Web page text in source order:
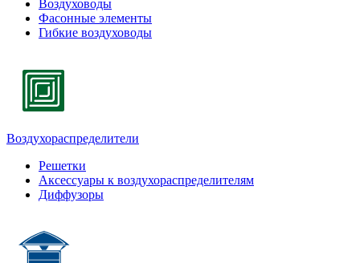
Воздуховоды
Фасонные элементы
Гибкие воздуховоды
Воздухораспределители
Решетки
Аксессуары к воздухораспределителям
Диффузоры